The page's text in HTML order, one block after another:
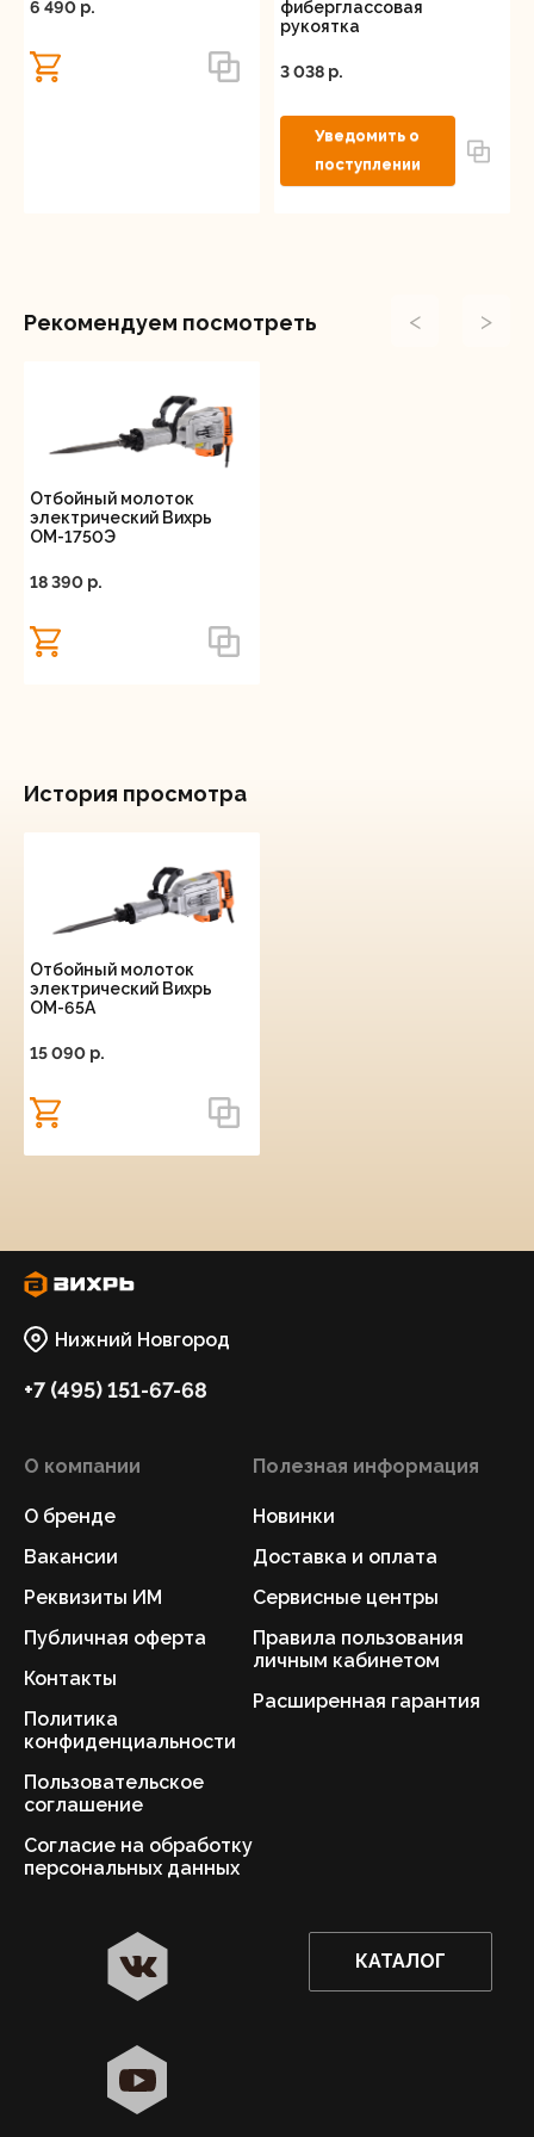
мощность делает его оптимальным выбором для
профессионалов, работающих с твердыми
строительными материалами.
6 490 p.
фиберглассовая
рукоятка
3 038 p.
Рекомендуем посмотреть < >
Отбойный молоток
электрический Вихрь
ОМ-1750Э
18 390 p.
История просмотра
Отбойный молоток
электрический Вихрь
ОМ-65А
15 090 p.
Нижний Новгород
+7 (495) 151-67-68
О компании
О бренде
Вакансии
Реквизиты ИМ
Публичная оферта
Контакты
Политика
конфиденциальности
Пользовательское
соглашение
Согласие на обработку
персональных данных
Полезная информация
Новинки
Доставка и оплата
Сервисные центры
Правила пользования
личным кабинетом
Расширенная гарантия
КАТАЛОГ